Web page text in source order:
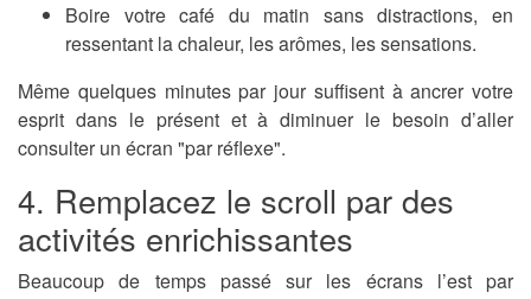
Boire votre café du matin sans distractions, en
ressentant la chaleur, les arômes, les sensations.
Même quelques minutes par jour suffisent àancrer votre
esprit dans le présentet à diminuer le besoin d’aller
consulter un écran "par réflexe".
4. Remplacez le scroll par des
activités enrichissantes
Beaucoup de temps passé sur les écrans l’est par